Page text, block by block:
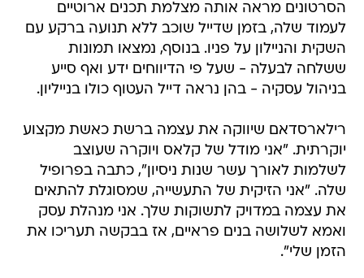
הסרטונים מראה אותה מצלמת תכנים ארוטיים
לעמוד שלה, בזמן שדייל שוכב ללא תנועה ברקע עם
השקית והניילון על פניו. בנוסף, נמצאו תמונות
ששלחה לבעלה - שעל פי הדיווחים ידע ואף סייע
בניהול עסקיה - בהן נראה דייל העטוף כולו בנייליון.
רילארסדאם שיווקה את עצמה ברשת כאשת מקצוע
יוקרתית. "אני מודל של קלאס ויוקרה שעוצב
לשלמות לאורך עשר שנות ניסיון", כתבה בפרופיל
שלה. "אני הזיקית של התעשייה, שמסוגלת להתאים
את עצמה במדויק לתשוקות שלך. אני מנהלת עסק
ואמא לשלושה בנים פראיים, אז בבקשה תעריכו את
הזמן שלי".